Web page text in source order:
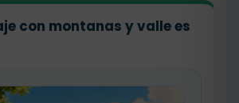
con montanas y valle es